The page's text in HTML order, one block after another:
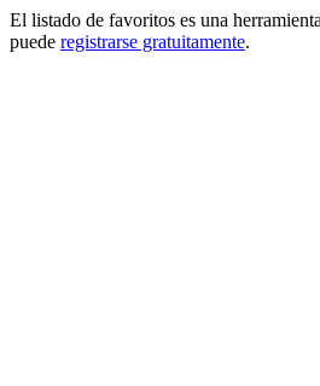
El listado de favoritos es una
puede registrarse gratuitamente.